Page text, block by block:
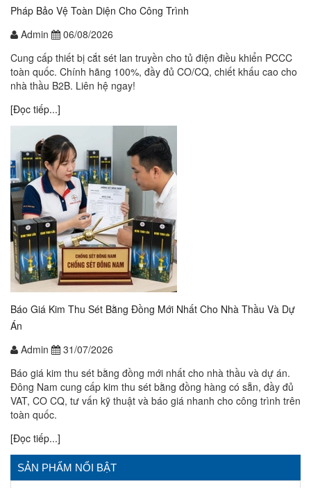
Pháp Bảo Vệ Toàn Diện Cho Công Trình
Admin
06/08/2026
Cung cấp thiết bị cắt sét lan truyền cho tủ điện điều khiển PCCC
toàn quốc. Chính hãng 100%, đầy đủ CO/CQ, chiết khấu cao cho
nhà thầu B2B. Liên hệ ngay!
[Đọc tiếp...]
Báo Giá Kim Thu Sét Bằng Đồng Mới Nhất Cho Nhà Thầu Và Dự
Án
Admin
31/07/2026
Báo giá kim thu sét bằng đồng mới nhất cho nhà thầu và dự án.
Đông Nam cung cấp kim thu sét bằng đồng hàng có sẵn, đầy đủ
VAT, CO CQ, tư vấn kỹ thuật và báo giá nhanh cho công trình trên
toàn quốc.
[Đọc tiếp...]
SẢN PHẨM NỔI BẬT